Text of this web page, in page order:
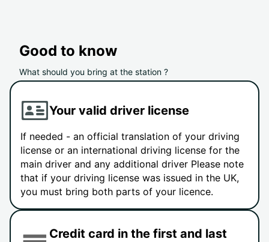
Good to know
What should you bring at the station ?
Your valid driver license
If needed - an official translation of your driving
license or an international driving license for the
main driver and any additional driver Please note
that if your driving license was issued in the UK,
you must bring both parts of your licence.
Credit card in the first and last